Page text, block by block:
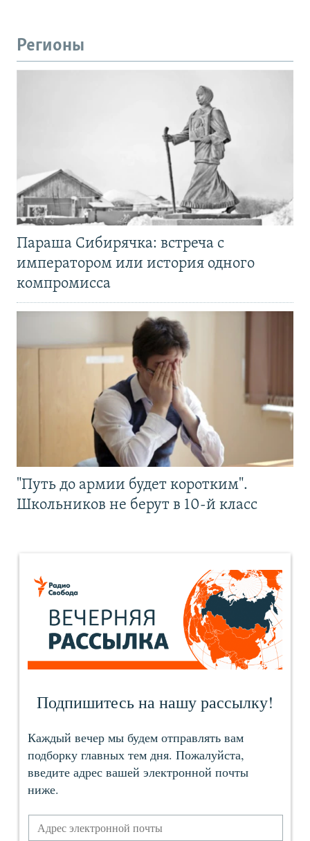
Регионы
Параша Сибирячка: встреча с
императором или история одного
компромисса
"Путь до армии будет коротким".
Школьников не берут в 10-й класс